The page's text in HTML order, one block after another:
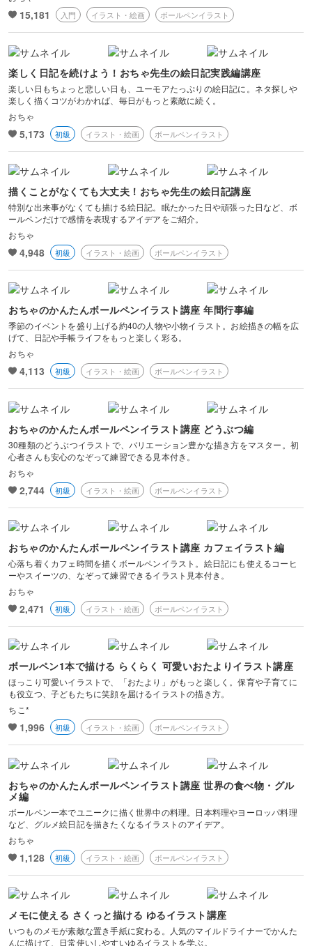
暮らし
風景・スナップ
物撮り・テーブルフォト
ポートレート
15,181 入門 イラスト・絵画 ボールペンイラスト
楽しく日記を続けよう！おちゃ先生の絵日記実践編講座
楽しい日もちょっと悲しい日も、ユーモアたっぷりの絵日記に。ネタ探しや
楽しく描くコツがわかれば、毎日がもっと素敵に続く。
おちゃ
5,173 初級 イラスト・絵画 ボールペンイラスト
描くことがなくても大丈夫！おちゃ先生の絵日記講座
特別な出来事がなくても描ける絵日記。眠たかった日や頑張った日など、ボ
ールペンだけで感情を表現するアイデアをご紹介。
おちゃ
4,948 初級 イラスト・絵画 ボールペンイラスト
おちゃのかんたんボールペンイラスト講座 年間行事編
季節のイベントを盛り上げる約40の人物や小物イラスト。お絵描きの幅を広
げて、日記や手帳ライフをもっと楽しく彩る。
おちゃ
4,113 初級 イラスト・絵画 ボールペンイラスト
おちゃのかんたんボールペンイラスト講座 どうぶつ編
30種類のどうぶつイラストで、バリエーション豊かな描き方をマスター。初
心者さんも安心のなぞって練習できる見本付き。
おちゃ
2,744 初級 イラスト・絵画 ボールペンイラスト
おちゃのかんたんボールペンイラスト講座 カフェイラスト編
心落ち着くカフェ時間を描くボールペンイラスト。絵日記にも使えるコーヒ
ーやスイーツの、なぞって練習できるイラスト見本付き。
おちゃ
2,471 初級 イラスト・絵画 ボールペンイラスト
ボールペン1本で描ける らくらく 可愛いおたよりイラスト講座
ほっこり可愛いイラストで、「おたより」がもっと楽しく。保育や子育てに
も役立つ、子どもたちに笑顔を届けるイラストの描き方。
ちこ*
1,996 初級 イラスト・絵画 ボールペンイラスト
おちゃのかんたんボールペンイラスト講座 世界の食べ物・グル
メ編
ボールペン一本でユニークに描く世界中の料理。日本料理やヨーロッパ料理
など、グルメ絵日記を描きたくなるイラストのアイデア。
おちゃ
1,128 初級 イラスト・絵画 ボールペンイラスト
メモに使える さくっと描ける ゆるイラスト講座
いつものメモが素敵な置き手紙に変わる。人気のマイルドライナーでかんた
んに描けて、日常使いしやすいゆるイラストを学ぶ。